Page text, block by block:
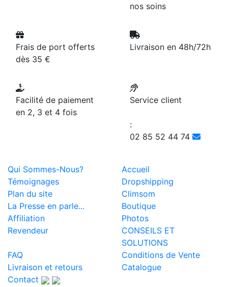
nos soins
Frais de port offerts
dès 35 €
Livraison en 48h/72h
Facilité de paiement
en 2, 3 et 4 fois
Service client
:
02 85 52 44 74
Qui Sommes-Nous?
Accueil
Témoignages
Dropshipping
Plan du site
Climsom
La Presse en parle...
Boutique
Affiliation
Photos
Revendeur
CONSEILS ET
SOLUTIONS
FAQ
Conditions de Vente
Livraison et retours
Catalogue
Contact